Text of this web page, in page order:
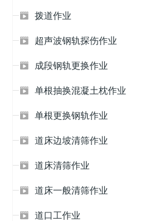
 拨道作业
 超声波钢轨探伤作业
 成段钢轨更换作业
 单根抽换混凝土枕作业
 单根更换钢轨作业
 道床边坡清筛作业
 道床清筛作业
 道床一般清筛作业
 道口工作业